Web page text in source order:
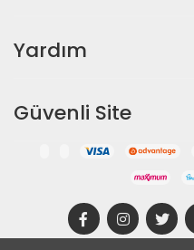
Yardım
Güvenli Site